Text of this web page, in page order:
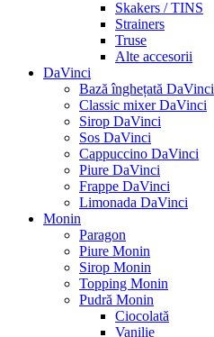
Skakers / TINS
Strainers
Truse
Alte accesorii
DaVinci
Bază înghețată DaVinci
Classic mixer DaVinci
Sirop DaVinci
Sos DaVinci
Cappuccino DaVinci
Piure DaVinci
Frappe DaVinci
Limonada DaVinci
Monin
Paragon
Piure Monin
Sirop Monin
Topping Monin
Pudră Monin
Ciocolată
Vanilie